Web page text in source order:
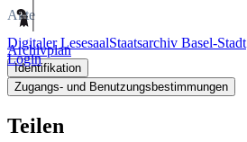
Digitaler LesesaalStaatsarchiv Basel-Stadt
Login
Akte
Archivplan
Identifikation
Zugangs- und Benutzungsbestimmungen
Teilen